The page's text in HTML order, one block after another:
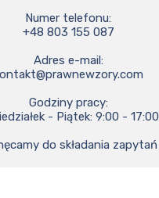
Numer telefonu:
+48 803 155 087
Godziny pracy:
- Piątek: 9:00 - 17:00
do składania zapytań